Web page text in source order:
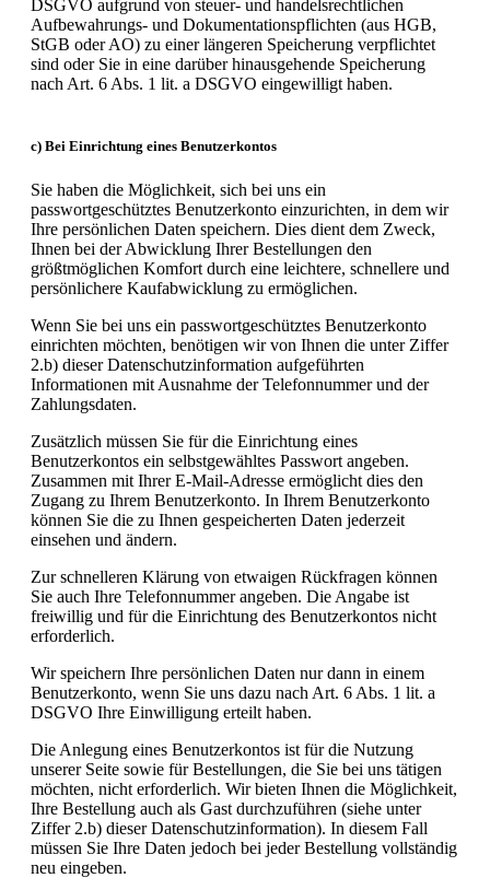
DSGVO aufgrund von steuer- und handelsrechtlichen
Aufbewahrungs- und Dokumentationspflichten (aus HGB,
StGB oder AO) zu einer längeren Speicherung verpflichtet
sind oder Sie in eine darüber hinausgehende Speicherung
nach Art. 6 Abs. 1 lit. a DSGVO eingewilligt haben.
c) Bei Einrichtung eines Benutzerkontos
Sie haben die Möglichkeit, sich bei uns ein
passwortgeschütztes Benutzerkonto einzurichten, in dem wir
Ihre persönlichen Daten speichern. Dies dient dem Zweck,
Ihnen bei der Abwicklung Ihrer Bestellungen den
größtmöglichen Komfort durch eine leichtere, schnellere und
persönlichere Kaufabwicklung zu ermöglichen.
Wenn Sie bei uns ein passwortgeschütztes Benutzerkonto
einrichten möchten, benötigen wir von Ihnen die unter Ziffer
2.b) dieser Datenschutzinformation aufgeführten
Informationen mit Ausnahme der Telefonnummer und der
Zahlungsdaten.
Zusätzlich müssen Sie für die Einrichtung eines
Benutzerkontos ein selbstgewähltes Passwort angeben.
Zusammen mit Ihrer E-Mail-Adresse ermöglicht dies den
Zugang zu Ihrem Benutzerkonto. In Ihrem Benutzerkonto
können Sie die zu Ihnen gespeicherten Daten jederzeit
einsehen und ändern.
Zur schnelleren Klärung von etwaigen Rückfragen können
Sie auch Ihre Telefonnummer angeben. Die Angabe ist
freiwillig und für die Einrichtung des Benutzerkontos nicht
erforderlich.
Wir speichern Ihre persönlichen Daten nur dann in einem
Benutzerkonto, wenn Sie uns dazu nach Art. 6 Abs. 1 lit. a
DSGVO Ihre Einwilligung erteilt haben.
Die Anlegung eines Benutzerkontos ist für die Nutzung
unserer Seite sowie für Bestellungen, die Sie bei uns tätigen
möchten, nicht erforderlich. Wir bieten Ihnen die Möglichkeit,
Ihre Bestellung auch als Gast durchzuführen (siehe unter
Ziffer 2.b) dieser Datenschutzinformation). In diesem Fall
müssen Sie Ihre Daten jedoch bei jeder Bestellung vollständig
neu eingeben.